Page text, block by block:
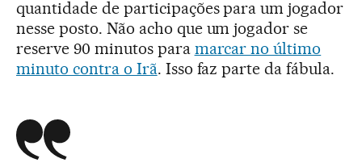
quantidade de participações para um jogador
nesse posto. Não acho que um jogador se
reserve 90 minutos para marcar no último
minuto contra o Irã. Isso faz parte da fábula.